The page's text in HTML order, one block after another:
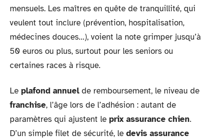
mensuels. Les maîtres en quête de tranquillité, qui
veulent tout inclure (prévention, hospitalisation,
médecines douces…), voient la note grimper jusqu’à
50 euros ou plus, surtout pour les seniors ou
certaines races à risque.
Le plafond annuelde remboursement, le niveau de
franchise, l’âge lors de l’adhésion : autant de
paramètres qui ajustent le prix assurance chien.
D’un simple filet de sécurité, le devis assurance